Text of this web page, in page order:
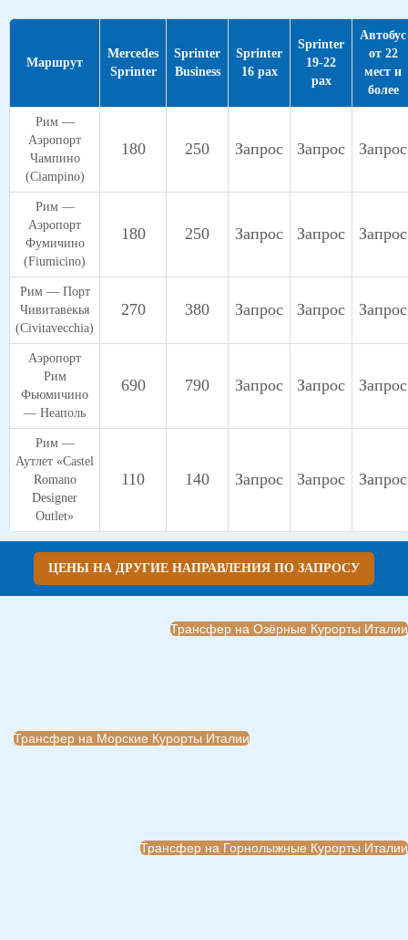
Маршрут
Mercedes
Sprinter
Sprinter
Business
Sprinter
16 pax
Sprinter
19-22
pax
Автобус
от 22
мест и
более
Рим —
Аэропорт
Чампино
(Ciampino)
180 250 Запрос Запрос Запрос
Рим —
Аэропорт
Фумичино
(Fiumicino)
180 250 Запрос Запрос Запрос
Рим — Порт
Чивитавекья
(Civitavecchia)
270 380 Запрос Запрос Запрос
Аэропорт
Рим
Фьюмичино
— Неаполь
690 790 Запрос Запрос Запрос
Рим —
Аутлет «Castel
Romano
Designer
Outlet»
110 140 Запрос Запрос Запрос
ЦЕНЫ НА ДРУГИЕ НАПРАВЛЕНИЯ ПО ЗАПРОСУ
Трансфер на Озёрные Курорты Италии
Трансфер на Морские Курорты Италии
Трансфер на Горнолыжные Курорты Италии